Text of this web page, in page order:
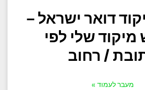
דואר ישראל –
מיקוד שלי לפי
/ רחוב
מעבר לעמוד »